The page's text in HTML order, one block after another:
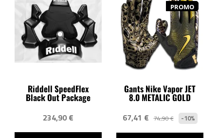
Riddell SpeedFlex
Black Out Package
234,90 €
PROMO
Gants Nike Vapor JET
8.0 METALIC GOLD
67,41 € 74,90 € -10%